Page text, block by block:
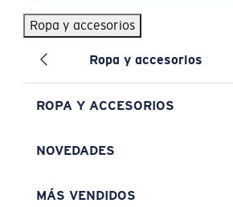
Ropa y accesorios
Ropa y accesorios
ROPA Y ACCESORIOS
NOVEDADES
MÁS VENDIDOS